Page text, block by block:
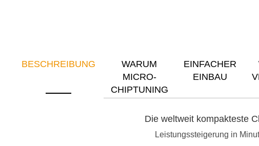
BESCHREIBUNG
WARUM
MICRO-
CHIPTUNING
EINFACHER
EINBAU
Die weltweit kompakteste
Leistungssteigerung in